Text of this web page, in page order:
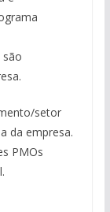
setor
da empresa.
PMOs